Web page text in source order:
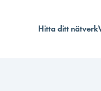
Hitta ditt nätverk